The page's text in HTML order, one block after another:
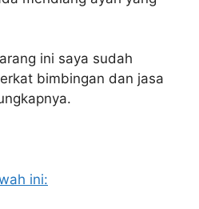
ini saya sudah
bimbingan dan jasa
ini: